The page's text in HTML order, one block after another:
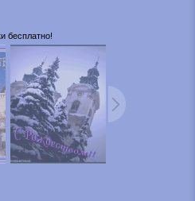
бесплатно!